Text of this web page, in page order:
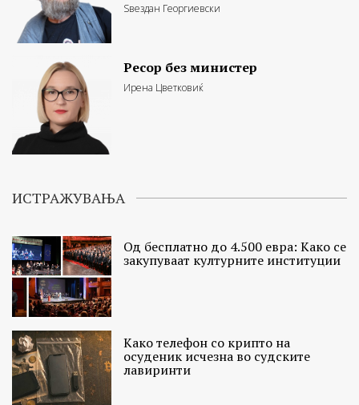
Ѕвездан Георгиевски
Ресор без министер
Ирена Цветковиќ
ИСТРАЖУВАЊА
Од бесплатно до 4.500 евра: Како се
закупуваат културните институции
Како телефон со крипто на
осуденик исчезна во судските
лавиринти